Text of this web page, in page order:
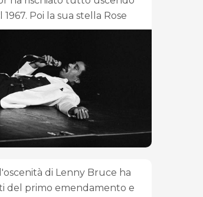
Poi la sua stella Rose
di Lenny Bruce ha
del primo emendamento e